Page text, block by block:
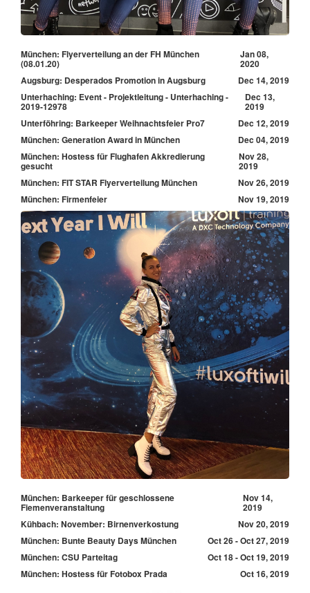
München: Flyerverteilung an der FH München
(08.01.20)
Jan 08,
2020
Augsburg: Desperados Promotion in Augsburg
Dec 14, 2019
Unterhaching: Event - Projektleitung - Unterhaching -
2019-12978
Dec 13,
2019
Unterföhring: Barkeeper Weihnachtsfeier Pro7
Dec 12, 2019
München: Generation Award in München
Dec 04, 2019
München: Hostess für Flughafen Akkredierung
gesucht
Nov 28,
2019
München: FIT STAR Flyerverteilung München
Nov 26, 2019
München: Firmenfeier
Nov 19, 2019
München: Barkeeper für geschlossene
Fiemenveranstaltung
Nov 14,
2019
Kühbach: November: Birnenverkostung
Nov 20, 2019
München: Bunte Beauty Days München
Oct 26 - Oct 27, 2019
München: CSU Parteitag
Oct 18 - Oct 19, 2019
München: Hostess für Fotobox Prada
Oct 16, 2019